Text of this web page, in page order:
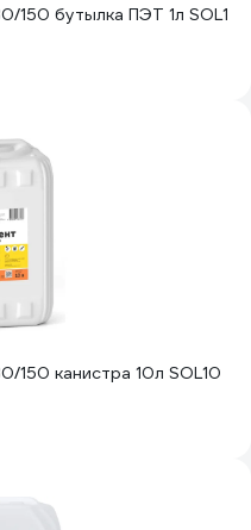
150 бутылка ПЭТ 1л SOL1
150 канистра 10л SOL10